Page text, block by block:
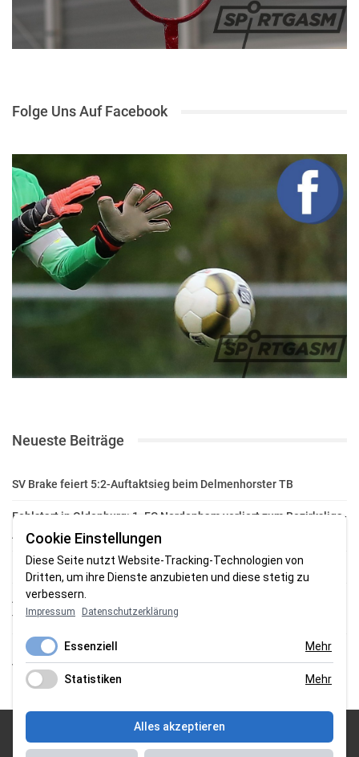
Folge Uns Auf Facebook
Neueste Beiträge
SV Brake feiert 5:2-Auftaktsieg beim Delmenhorster TB
Fehlstart in Oldenburg: 1. FC Nordenham verliert zum Bezirksliga-
Auftakt
Fußball in der Wesermarsch: Die Bilder vom Wochenende
Aufstieg geschafft: HSG-Unterweser-C-Jugend macht sich bereit
für die Oberliga
HSG Unterweser startet mit neuem Torwarttrainer in die
Vorbereitung
© 2026 Sportgasm . All Rights Reserved.
Cookie Einstellungen
Diese Seite nutzt Website-Tracking-Technologien von
Dritten, um ihre Dienste anzubieten und diese stetig zu
verbessern.
Impressum Datenschutzerklärung
Essenziell Mehr
Statistiken Mehr
Alles akzeptieren